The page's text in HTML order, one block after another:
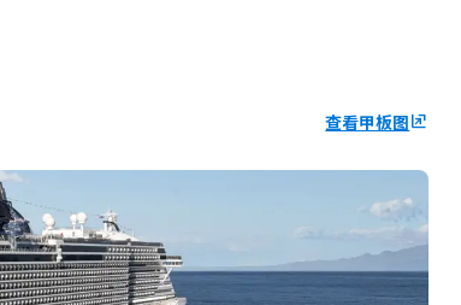
查看甲板图ungroup